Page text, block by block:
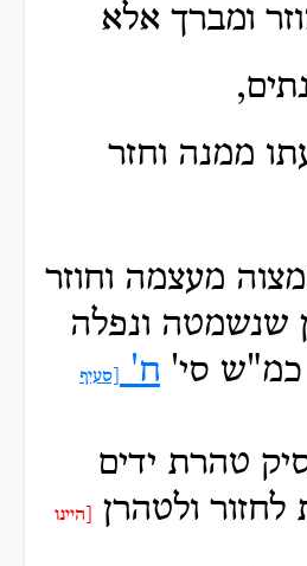
ומברך אלא
ממנה וחזר
מעצמה וחוזר
שנשמטה ונפלה
כמ"ש סי' ח' [סעיף
טהרת ידים
לחזור ולטהרן
[היינו